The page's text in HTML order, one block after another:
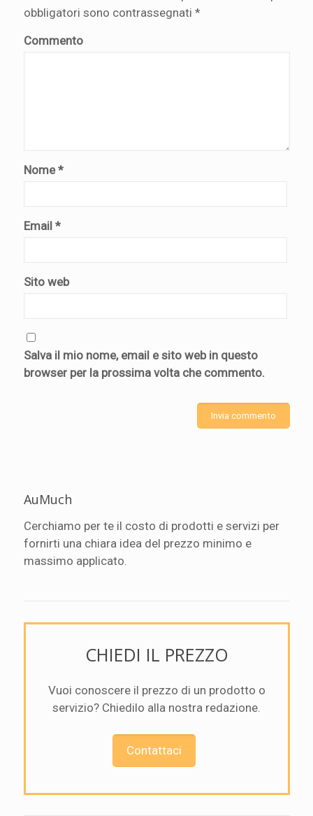
obbligatori sono contrassegnati *
Commento
Nome*
Email *
Sito web
Salva il mio nome, email e sito web in questo
browser per la prossima volta che commento.
AuMuch
Cerchiamo per te il costo di prodotti e servizi per
fornirti una chiara idea del prezzo minimo e
massimo applicato.
CHIEDI IL PREZZO
Vuoi conoscere il prezzo di un prodotto o
servizio? Chiedilo alla nostra redazione.
Contattaci